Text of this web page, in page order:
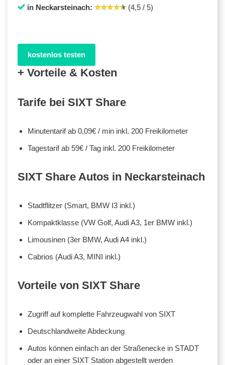
in Neckarsteinach: (4,5 / 5)
kostenlos testen
+ Vorteile & Kosten
Tarife bei SIXT Share
Minutentarif ab 0,09€ / min inkl. 200 Freikilometer
Tagestarif ab 59€ / Tag inkl. 200 Freikilometer
SIXT Share Autos in Neckarsteinach
Stadtflitzer (Smart, BMW I3 inkl.)
Kompaktklasse (VW Golf, Audi A3, 1er BMW inkl.)
Limousinen (3er BMW, Audi A4 inkl.)
Cabrios (Audi A3, MINI inkl.)
Vorteile von SIXT Share
Zugriff auf komplette Fahrzeugwahl von SIXT
Deutschlandweite Abdeckung
Autos können einfach an der Straßenecke in STADT
oder an einer SIXT Station abgestellt werden